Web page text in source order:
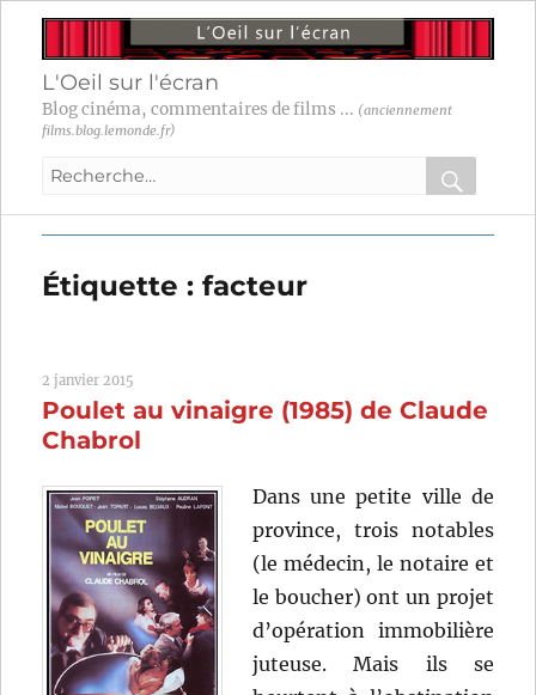
L'Oeil sur l'écran
Blog cinéma, commentaires de films ... (anciennement
films.blog.lemonde.fr)
Recherche
:
OK
Étiquette :facteur
2 janvier 2015
Poulet au vinaigre (1985) de Claude
Chabrol
Dans une petite ville de
province, trois notables
(le médecin, le notaire et
le boucher) ont un projet
d’opération immobilière
juteuse. Mais ils se